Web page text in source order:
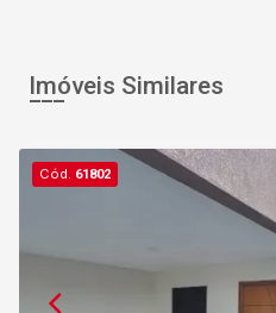
Imóveis Similares
Cód. 61802